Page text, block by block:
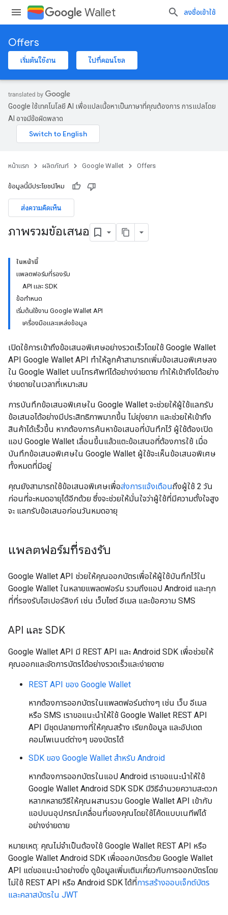
Wallet ลงชื่อเข้าใช้
Offers
เริ่มต้นใช้งาน ไปที่คอนโซล
Google ใช้เทคโนโลยี AI เพื่อแปลเนื้อหาเป็นภาษาที่คุณต้องการ การแปลโดย
AI อาจมีข้อผิดพลาด
หน้าแรก ผลิตภัณฑ์ Google Wallet Offers
ข้อมูลนี้มีประโยชน์ไหม
ส่งความคิดเห็น
ภาพรวมข้อเสนอ
ในหน้านี้
แพลตฟอร์มที่รองรับ
API และ SDK
ข้อกำหนด
เริ่มต้นใช้งาน Google Wallet API
เครื่องมือและแหล่งข้อมูล
เปิดใช้การเข้าถึงข้อเสนอพิเศษอย่างรวดเร็วโดยใช้ Google Wallet
API Google Wallet API ทำให้ลูกค้าสามารถเพิ่มข้อเสนอพิเศษลง
ใน Google Wallet บนโทรศัพท์ได้อย่างง่ายดาย ทำให้เข้าถึงได้อย่าง
ง่ายดายในเวลาที่เหมาะสม
การบันทึกข้อเสนอพิเศษใน Google Wallet จะช่วยให้ผู้ใช้แลกรับ
ข้อเสนอได้อย่างมีประสิทธิภาพมากขึ้น ไม่ยุ่งยาก และช่วยให้เข้าถึง
สินค้าได้เร็วขึ้น หากต้องการค้นหาข้อเสนอที่บันทึกไว้ ผู้ใช้ต้องเปิด
แอป Google Wallet เลื่อนขึ้นแล้วแตะข้อเสนอที่ต้องการใช้ เมื่อ
บันทึกข้อเสนอพิเศษใน Google Wallet ผู้ใช้จะเห็นข้อเสนอพิเศษ
ทั้งหมดที่มีอยู่
คุณยังสามารถใช้ข้อเสนอพิเศษเพื่อส่งการแจ้งเตือนถึงผู้ใช้ 2 วัน
ก่อนที่จะหมดอายุได้อีกด้วย ซึ่งจะช่วยให้มั่นใจว่าผู้ใช้ที่มีความตั้งใจสูง
จะ แลกรับข้อเสนอก่อนวันหมดอายุ
แพลตฟอร์มที่รองรับ
Google Wallet API ช่วยให้คุณออกบัตรเพื่อให้ผู้ใช้บันทึกไว้ใน
Google Wallet ในหลายแพลตฟอร์ม รวมถึงแอป Android และทุก
ที่ที่รองรับไฮเปอร์ลิงก์ เช่น เว็บไซต์ อีเมล และข้อความ SMS
API และ SDK
Google Wallet API มี REST API และ Android SDK เพื่อช่วยให้
คุณออกและจัดการบัตรได้อย่างรวดเร็วและง่ายดาย
REST API ของ Google Wallet
หากต้องการออกบัตรในแพลตฟอร์มต่างๆ เช่น เว็บ อีเมล
หรือ SMS เราขอแนะนำให้ใช้ Google Wallet REST API
API มีชุดปลายทางที่ให้คุณสร้าง เรียกข้อมูล และอัปเดต
คอมโพเนนต์ต่างๆ ของบัตรได้
SDK ของ Google Wallet สำหรับ Android
หากต้องการออกบัตรในแอป Android เราขอแนะนำให้ใช้
Google Wallet Android SDK SDK มีวิธีอำนวยความสะดวก
หลากหลายวิธีให้คุณผสานรวม Google Wallet API เข้ากับ
แอปบนอุปกรณ์เคลื่อนที่ของคุณโดยใช้โค้ดแบบเนทีฟได้
อย่างง่ายดาย
หมายเหตุ: คุณไม่จำเป็นต้องใช้ Google Wallet REST API หรือ
Google Wallet Android SDK เพื่อออกบัตรด้วย Google Wallet
API แต่ขอแนะนำอย่างยิ่ง ดูข้อมูลเพิ่มเติมเกี่ยวกับการออกบัตรโดย
ไม่ใช้ REST API หรือ Android SDK ได้ที่การสร้างออบเจ็กต์บัตร
และคลาสบัตรใน JWT